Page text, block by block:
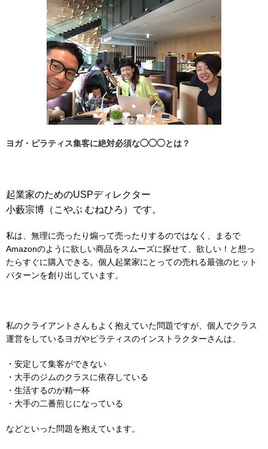
ヨガ・ピラティス集客に絶対必須な◯◯◯とは？
起業家のためのUSPディレクター
小藪宗博（こやぶ むねひろ）です。
私は、無理に売ったり煽って売ったりするのではなく、まるで
Amazonのように欲しい商品をスムーズに探せて、欲しい！と想っ
たらすぐに購入できる。個人起業家にとっての売れる最強のヒット
パターンを創り出しています。
私のクライアントさんもよく抱えていた問題ですが、個人でクラス
運営をしているヨガやピラティスのインストラクターさんは、
・安定して集客ができない
・大手のジムのクラスに依存している
・生活するのが精一杯
・大手の二番煎じになっている
などといった問題を抱えています。